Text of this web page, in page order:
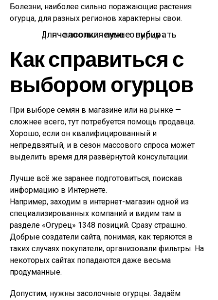
Болезни, наиболее сильно поражающие растения
огурца, для разных регионов характерны свои.
Для засолки лучше выбирать пчелоопыляемые огурцы.
Как справиться с
выбором огурцов
При выборе семян в магазине или на рынке —
сложнее всего, тут потребуется помощь продавца.
Хорошо, если он квалифицированный и
непредвзятый, и в сезон массового спроса может
выделить время для развёрнутой консультации.
Лучше всё же заранее подготовиться, поискав
информацию в Интернете.
Например, заходим в интернет-магазин одной из
специализированных компаний и видим там в
разделе «Огурец» 1348 позиций. Сразу страшно.
Добрые создатели сайта, понимая, как теряются в
таких случаях покупатели, организовали фильтры. На
некоторых сайтах попадаются даже весьма
продуманные.
Допустим, нужны засолочные огурцы. Задаём